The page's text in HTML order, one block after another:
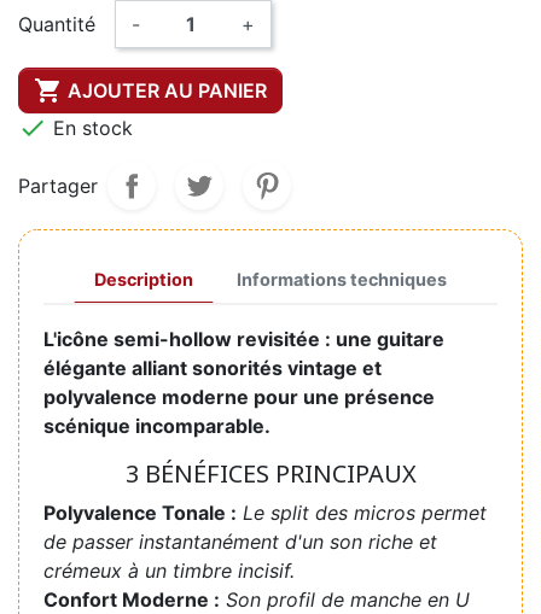
Quantité
- +
 AJOUTER AU PANIER
 En stock
Partager
Description Informations techniques
L'icône semi-hollow revisitée : une guitare
élégante alliant sonorités vintage et
polyvalence moderne pour une présence
scénique incomparable.
3 BÉNÉFICES PRINCIPAUX
Polyvalence Tonale : Le split des micros permet
de passer instantanément d'un son riche et
crémeux à un timbre incisif.
Confort Moderne : Son profil de manche en U